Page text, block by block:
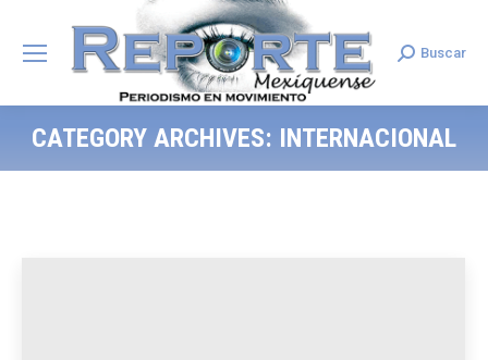
Search:
Buscar
CATEGORY ARCHIVES: INTERNACIONAL